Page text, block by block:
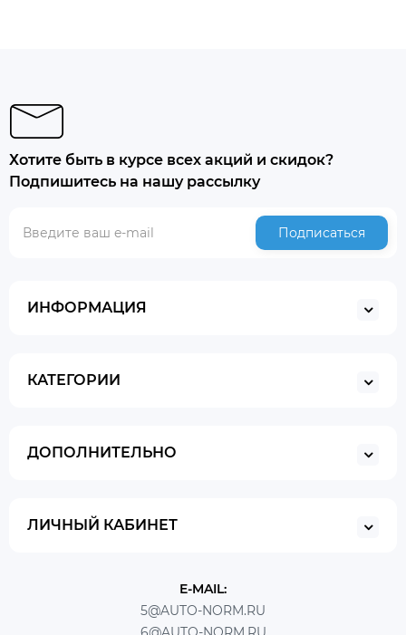
Хотите быть в курсе всех акций и скидок?
Подпишитесь на нашу рассылку
Подписаться
ИНФОРМАЦИЯ
КАТЕГОРИИ
ДОПОЛНИТЕЛЬНО
ЛИЧНЫЙ КАБИНЕТ
E-MAIL:
5@AUTO-NORM.RU